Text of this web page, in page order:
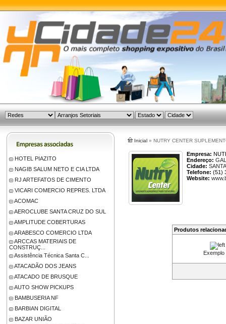
HOTEL PIAZITO
NAGIB SALUM NETO E CIA LTDA
RJ ARTEFATOS DE CIMENTO
VICARI COMERCIO REPRES. LTDA
ACOMAC
AEROCLUBE SANTA CRUZ DO SUL
AMPLITUDE COBERTURAS
ARABESCO COMERCIO LTDA
ARCCAS MATERIAIS DE
CONSTRUÇ...
Assistência Técnica Santa C...
ATACADÃO DOS JEANS
ATACADO DE BRUSQUE
AUTO SHOW PICKUPS
BAMBUSERIA NF
BARBIAN DIGITAL
BAZAR UNIÃO
Inicial » NUTRY CENTER
Empresa:
Endereço:
Cidade:
Telefone: (51)
Website:
Produtos
Exemplo